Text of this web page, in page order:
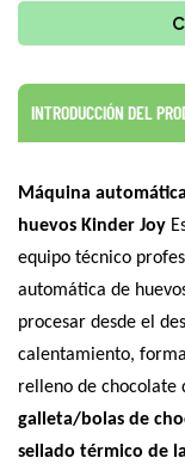
INTRODUCCIÓN DEL
Máquina
huevos Kinder Joy
equipo técnico
automática de
procesar desde el
calentamiento,
relleno de chocolate
galleta/bolas de
sellado térmico de